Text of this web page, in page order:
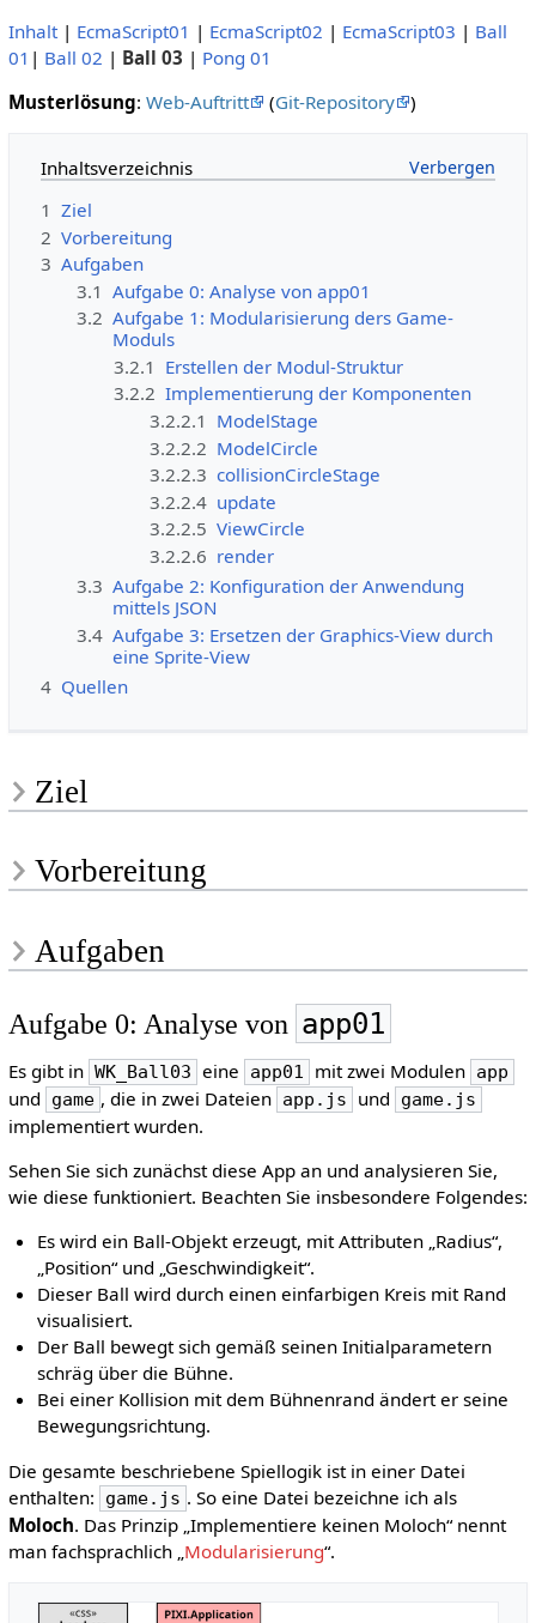
Inhalt| EcmaScript01 | EcmaScript02 | EcmaScript03 | Ball
01 | Ball 02 | Ball 03 | Pong 01
Musterlösung: Web-Auftritt (Git-Repository )
Inhaltsverzeichnis
1 Ziel
2 Vorbereitung
3 Aufgaben
3.1 Aufgabe 0: Analyse von app01
3.2 Aufgabe 1: Modularisierung ders Game-
Moduls
3.2.1 Erstellen der Modul-Struktur
3.2.2 Implementierung der Komponenten
3.2.2.1 ModelStage
3.2.2.2 ModelCircle
3.2.2.3 collisionCircleStage
3.2.2.4 update
3.2.2.5 ViewCircle
3.2.2.6 render
3.3 Aufgabe 2: Konfiguration der Anwendung
mittels JSON
3.4 Aufgabe 3: Ersetzen der Graphics-View durch
eine Sprite-View
4 Quellen
Ziel
Vorbereitung
Aufgaben
Aufgabe 0: Analyse von app01
Es gibt in WK_Ball03 eine app01 mit zwei Modulen app
und game , die in zwei Dateien app.js und game.js
implementiert wurden.
Sehen Sie sich zunächst diese App an und analysieren Sie,
wie diese funktioniert. Beachten Sie insbesondere Folgendes:
Es wird ein Ball-Objekt erzeugt, mit Attributen „Radius“,
„Position“ und „Geschwindigkeit“.
Dieser Ball wird durch einen einfarbigen Kreis mit Rand
visualisiert.
Der Ball bewegt sich gemäß seinen Initialparametern
schräg über die Bühne.
Bei einer Kollision mit dem Bühnenrand ändert er seine
Bewegungsrichtung.
Die gesamte beschriebene Spiellogik ist in einer Datei
enthalten:
game.js . So eine Datei bezeichne ich als
Moloch. Das Prinzip „Implementiere keinen Moloch“ nennt
man fachsprachlich „ Modularisierung“.